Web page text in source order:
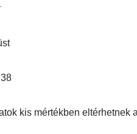
kis mértékben eltérhetnek